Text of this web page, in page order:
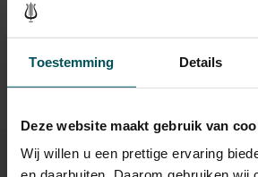
Toestemming Details
Deze website maakt gebruik van
Wij willen u een prettige ervaring
Prijzen zijn exclusief
020 – 671 83 45.